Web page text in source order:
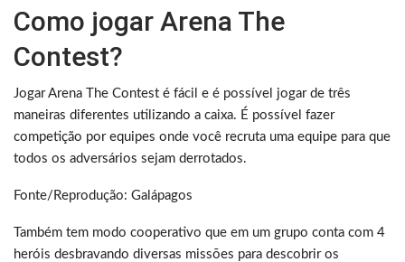
Como jogar Arena The
Contest?
Jogar Arena The Contest é fácil e é possível jogar de três
maneiras diferentes utilizando a caixa. É possível fazer
competição por equipes onde você recruta uma equipe para que
todos os adversários sejam derrotados.
Fonte/Reprodução: Galápagos
Também tem modo cooperativo que em um grupo conta com 4
heróis desbravando diversas missões para descobrir os